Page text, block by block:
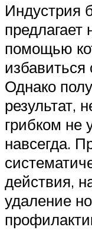
Индустрия
предлагает
помощью
избавиться
Однако
результат,
грибком не
навсегда.
действия,
удаление